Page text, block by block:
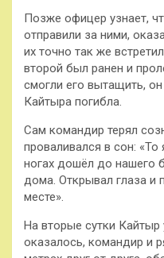
Позже офицер узнает,
отправили за ними,
их точно так же
второй был ранен и
смогли его вытащить,
Кайтыра погибла.
Сам командир терял
проваливался в сон:
ногах дошёл до нашего
дома. Открывал глаза и
месте».
На вторые сутки
оказалось, командир и